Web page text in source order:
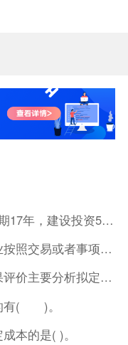
某建设项目建设期3年，生产经营期17年，建设投资5500万元
我国《企业会计准则》规定，企业按照交易或者事项的经济特征确定
对于非经营性技术方案，经济效果评价主要分析拟定方案的( )。
有( )。
本的是( )。